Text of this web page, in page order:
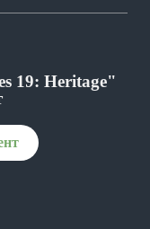
19: Heritage"